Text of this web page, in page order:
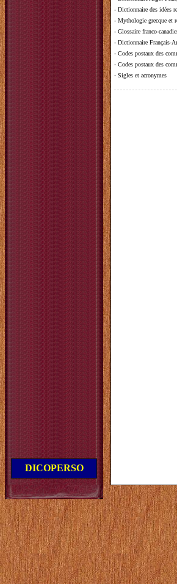
DICOPERSO
- Dictionnaire des idées
- Mythologie grecque et
- Glossaire franco-
- Dictionnaire Français-
- Codes postaux des
- Codes postaux des
- Sigles et acronymes